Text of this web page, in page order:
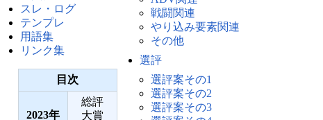
スレ・ログ
テンプレ
用語集
リンク集
目次
2023
総評
大賞
戦闘関連
やり込み要素関連
その他
選評
選評案その1
選評案その2
選評案その3